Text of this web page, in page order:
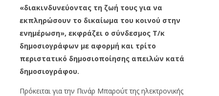
«διακινδυνεύοντας τη ζωή τους για να
εκπληρώσουν το δικαίωμα του κοινού στην
ενημέρωση», εκφράζει ο σύνδεσμος Τ/κ
δημοσιογράφων με αφορμή και τρίτο
περιστατικό δημοσιοποίησης απειλών κατά
δημοσιογράφου.
Πρόκειται για την Πινάρ Μπαρούτ της ηλεκτρονικής